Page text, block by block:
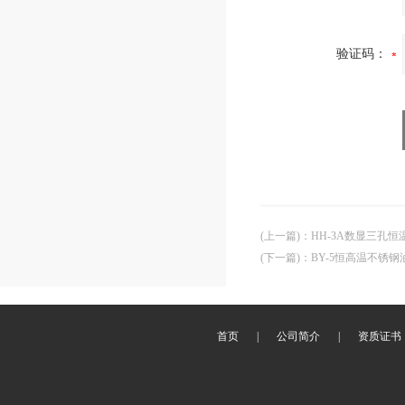
验证码：
(上一篇) ： HH-3A数显三孔恒
(下一篇) ： BY-5恒高温不锈钢
首页 公司简介 资质证书